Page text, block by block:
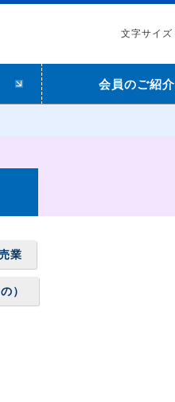
文字サイズ
会員のご紹介
業
）